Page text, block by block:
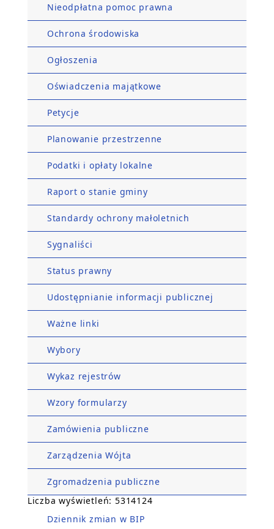
Nieodpłatna pomoc prawna
Ochrona środowiska
Ogłoszenia
Oświadczenia majątkowe
Petycje
Planowanie przestrzenne
Podatki i opłaty lokalne
Raport o stanie gminy
Standardy ochrony małoletnich
Sygnaliści
Status prawny
Udostępnianie informacji publicznej
Ważne linki
Wybory
Wykaz rejestrów
Wzory formularzy
Zamówienia publiczne
Zarządzenia Wójta
Zgromadzenia publiczne
Liczba wyświetleń: 5314124
Dziennik zmian w BIP